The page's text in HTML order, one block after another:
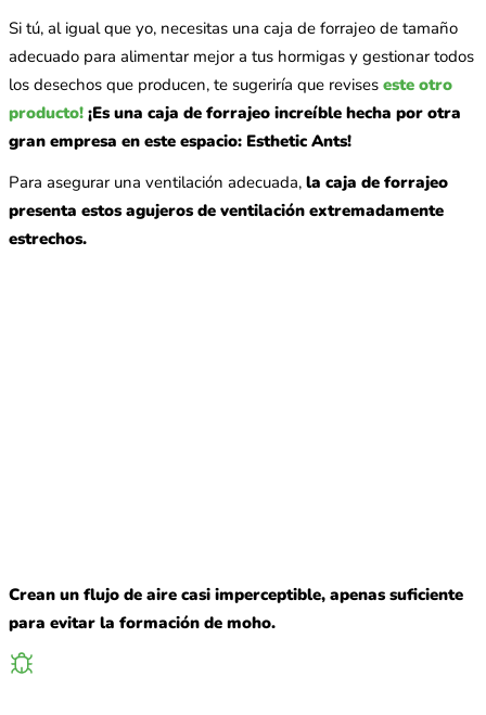
Si tú, al igual que yo, necesitas una caja de forrajeo de tamaño
adecuado para alimentar mejor a tus hormigas y gestionar todos
los desechos que producen, te sugeriría que revises este otro
producto! ¡Es una caja de forrajeo increíble hecha por otra
gran empresa en este espacio: Esthetic Ants!
Para asegurar una ventilación adecuada, la caja de forrajeo
presenta estos agujeros de ventilación extremadamente
estrechos.
Crean un flujo de aire casi imperceptible, apenas suficiente
para evitar la formación de moho.